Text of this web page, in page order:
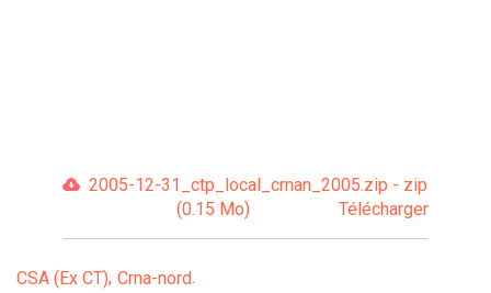
2005-12-31_ctp_local_crnan_2005.zip - zip
(0.15 Mo)
Télécharger
CSA (Ex CT) Crna-nord